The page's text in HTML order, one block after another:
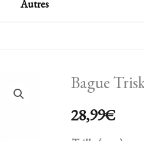
Autres
Bague
28,99€
quantité
Bague